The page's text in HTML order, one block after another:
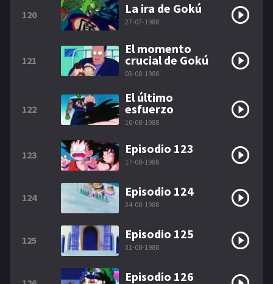
120 La ira de Gokú
27-07-1988
121
El momento
crucial de Gokú
03-08-1988
122
El último
esfuerzo
10-08-1988
123 Episodio 123
17-08-1988
124 Episodio 124
24-08-1988
125 Episodio 125
31-08-1988
Episodio 126